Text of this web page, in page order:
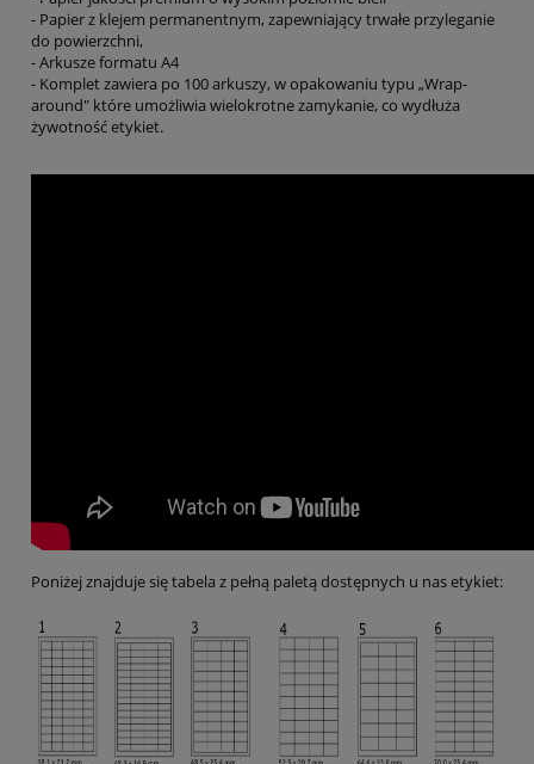
- Papier z klejem permanentnym, zapewniający trwałe przyleganie
do powierzchni,
- Arkusze formatu A4
- Komplet zawiera po 100 arkuszy, w opakowaniu typu „Wrap-
around" które umożliwia wielokrotne zamykanie, co wydłuża
żywotność etykiet.
Poniżej znajduje się tabela z pełną paletą dostępnych u nas etykiet: